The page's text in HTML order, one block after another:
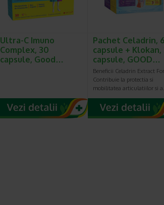
Ultra-C Imuno
Complex, 30
capsule, Good…
Pachet Celadrin,
capsule + Klokan,
capsule, GOOD…
Beneficii Celadrin Extract
Contribuie la protectia si
mobilitatea articulatiilor si